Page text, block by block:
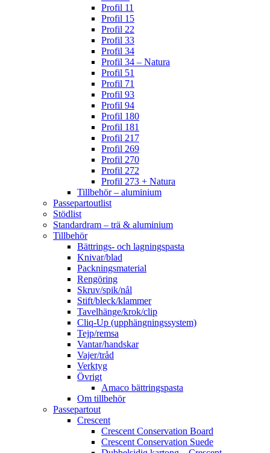
Profil 11
Profil 15
Profil 22
Profil 33
Profil 34
Profil 34 – Natura
Profil 51
Profil 71
Profil 93
Profil 94
Profil 180
Profil 181
Profil 217
Profil 269
Profil 270
Profil 272
Profil 273 + Natura
Tillbehör – aluminium
Passepartoutlist
Stödlist
Standardram – trä & aluminium
Tillbehör
Bättrings- och lagningspasta
Knivar/blad
Packningsmaterial
Rengöring
Skruv/spik/nål
Stift/bleck/klammer
Tavelhänge/krok/clip
Cliq-Up (upphängningssystem)
Tejp/remsa
Vantar/handskar
Vajer/tråd
Verktyg
Övrigt
Amaco bättringspasta
Om tillbehör
Passepartout
Crescent
Crescent Conservation Board
Crescent Conservation Suede